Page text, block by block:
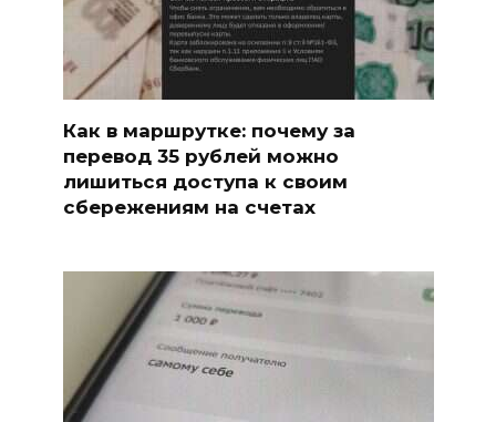
Как в маршрутке: почему за
перевод 35 рублей можно
лишиться доступа к своим
сбережениям на счетах